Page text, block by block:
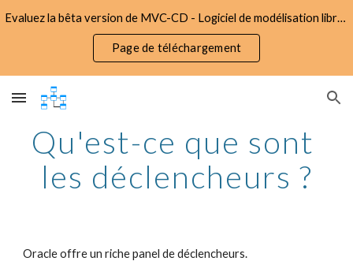
Evaluez la bêta version de MVC-CD - Logiciel de modélisation libre d'utilisation et gratuit
Page de téléchargement
Qu'est-ce que sont
les déclencheurs ?
Oracle offre un riche panel de déclencheurs.